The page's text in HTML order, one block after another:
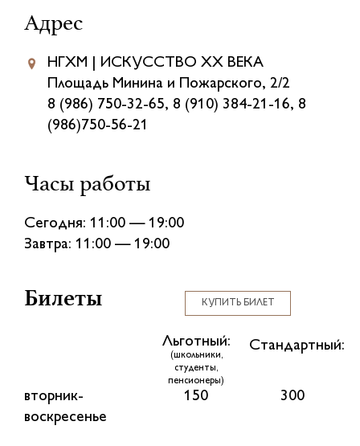
Адрес
НГХМ | ИСКУССТВО XX ВЕКА
Площадь Минина и Пожарского, 2/2
8 (986) 750-32-65, 8 (910) 384-21-16, 8
(986)750-56-21
Часы работы
Сегодня: 11:00 — 19:00
Завтра: 11:00 — 19:00
Билеты КУПИТЬ БИЛЕТ
Льготный:
(школьники,
студенты,
пенсионеры)
Стандартный:
вторник-
воскресенье
150 300